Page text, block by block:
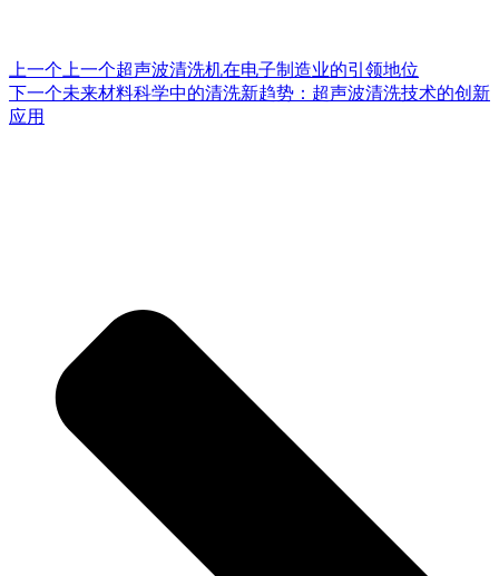
上一个 上一个超声波清洗机在电子制造业的引领地位
下一个未来材料科学中的清洗新趋势：超声波清洗技术的创新
应用